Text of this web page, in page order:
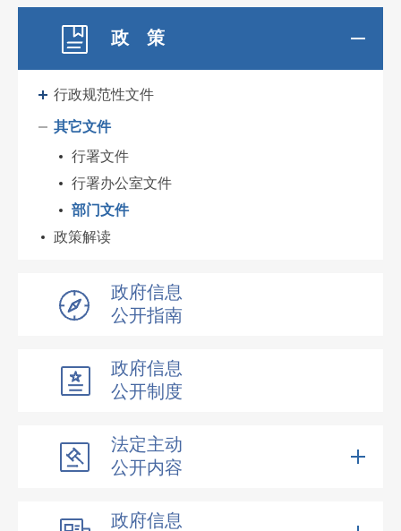
政 策
行政规范性文件
其它文件
行署文件
行署办公室文件
部门文件
政策解读
政府信息
公开指南
政府信息
公开制度
法定主动
公开内容
政府信息